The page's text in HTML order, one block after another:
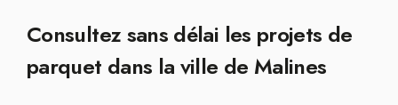
Consultez sans délai les projets de
parquet dans la ville de Malines